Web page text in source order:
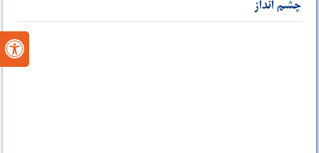
چشم انداز
